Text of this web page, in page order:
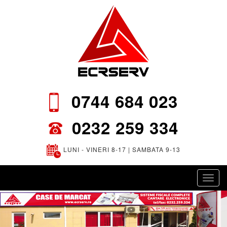
0744 684 023
0232 259 334
LUNI - VINERI 8-17 | SAMBATA 9-13